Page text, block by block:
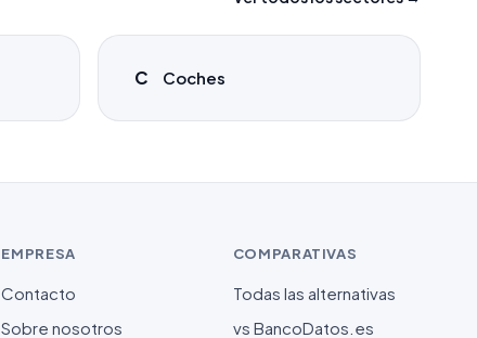
C Coches
EMPRESA
Contacto
Sobre nosotros
COMPARATIVAS
Todas las alternativas
vs BancoDatos.es